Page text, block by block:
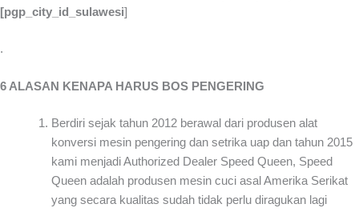
[pgp_city_id_sulawesi]
.
6 ALASAN KENAPA HARUS BOS PENGERING
Berdiri sejak tahun 2012 berawal dari produsen alat
konversi mesin pengering dan setrika uap dan tahun 2015
kami menjadi Authorized Dealer Speed Queen, Speed
Queen adalah produsen mesin cuci asal Amerika Serikat
yang secara kualitas sudah tidak perlu diragukan lagi